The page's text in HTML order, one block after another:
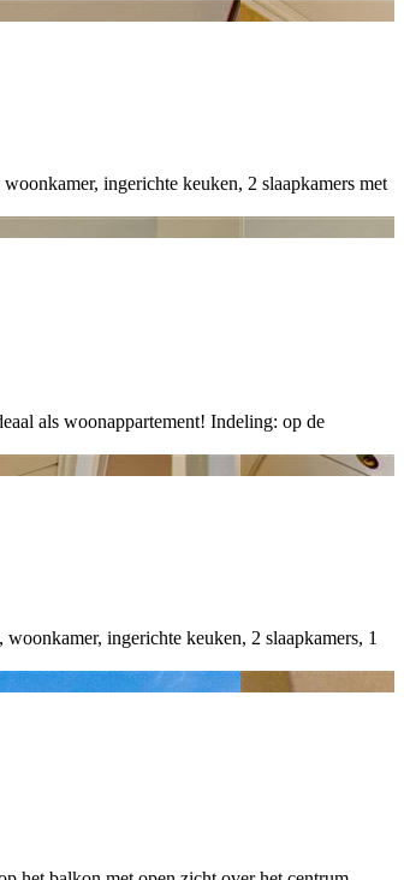
ingerichte keuken, 2 slaapkamers met
als woonappartement! Indeling: op de
ingerichte keuken, 2 slaapkamers, 1